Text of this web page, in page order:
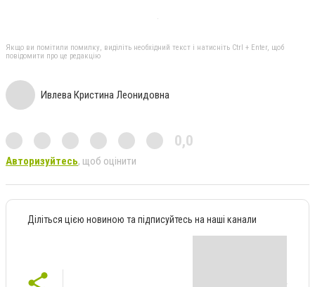
Якщо ви помітили помилку, виділіть необхідний текст і натисніть Ctrl + Enter, щоб
повідомити про це редакцію
Ивлева Кристина Леонидовна
0,0
Авторизуйтесь, щоб оцінити
Діліться цією новиною та підписуйтесь на наші канали